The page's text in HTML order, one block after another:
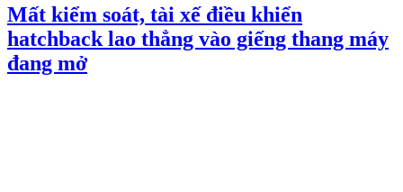
Mất kiểm soát, tài xế điều khiển
hatchback lao thẳng vào giếng thang máy
đang mở